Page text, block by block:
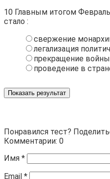
10 Главным итогом
стало :
свержение
легализация
прекращение
проведение в
Показать результат
Понравился тест?
Комментарии: 0
Имя *
Email *